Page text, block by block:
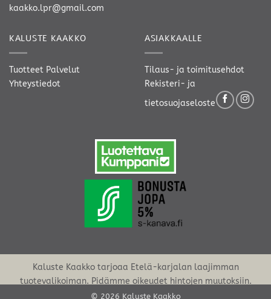
kaakko.lpr@gmail.com
KALUSTE KAAKKO
Tuotteet Palvelut
Yhteystiedot
ASIAKKAALLE
Tilaus- ja toimitusehdot
Rekisteri- ja
tietosuojaseloste
Kaluste Kaakko tarjoaa Etelä-karjalan laajimman
tuotevalikoiman. Pidämme oikeudet hintojen muutoksiin.
© 2026 Kaluste Kaakko